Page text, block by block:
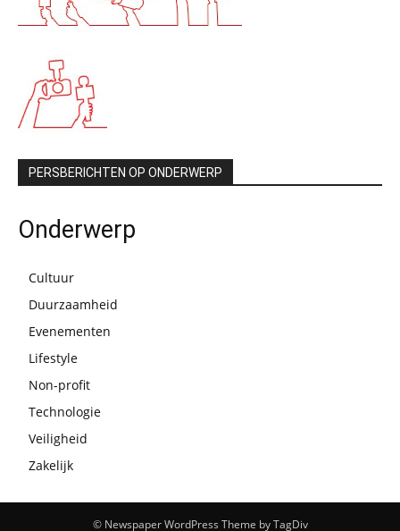
PERSBERICHTEN OP ONDERWERP
Onderwerp
Cultuur
Duurzaamheid
Evenementen
Lifestyle
Non-profit
Technologie
Veiligheid
Zakelijk
© Newspaper WordPress Theme by TagDiv